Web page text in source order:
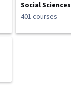
Social Sciences
401 courses